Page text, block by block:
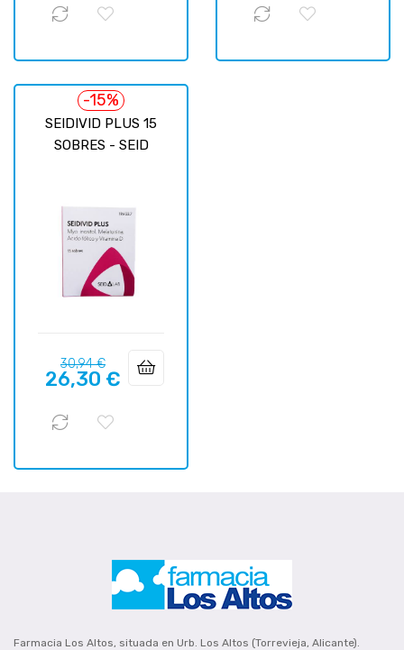
SEIDIVID PLUS 15
SOBRES - SEID
-15%
Precio
regular
30,94 €Precio
26,30 €
Farmacia Los Altos, situada en Urb. Los Altos (Torrevieja, Alicante).